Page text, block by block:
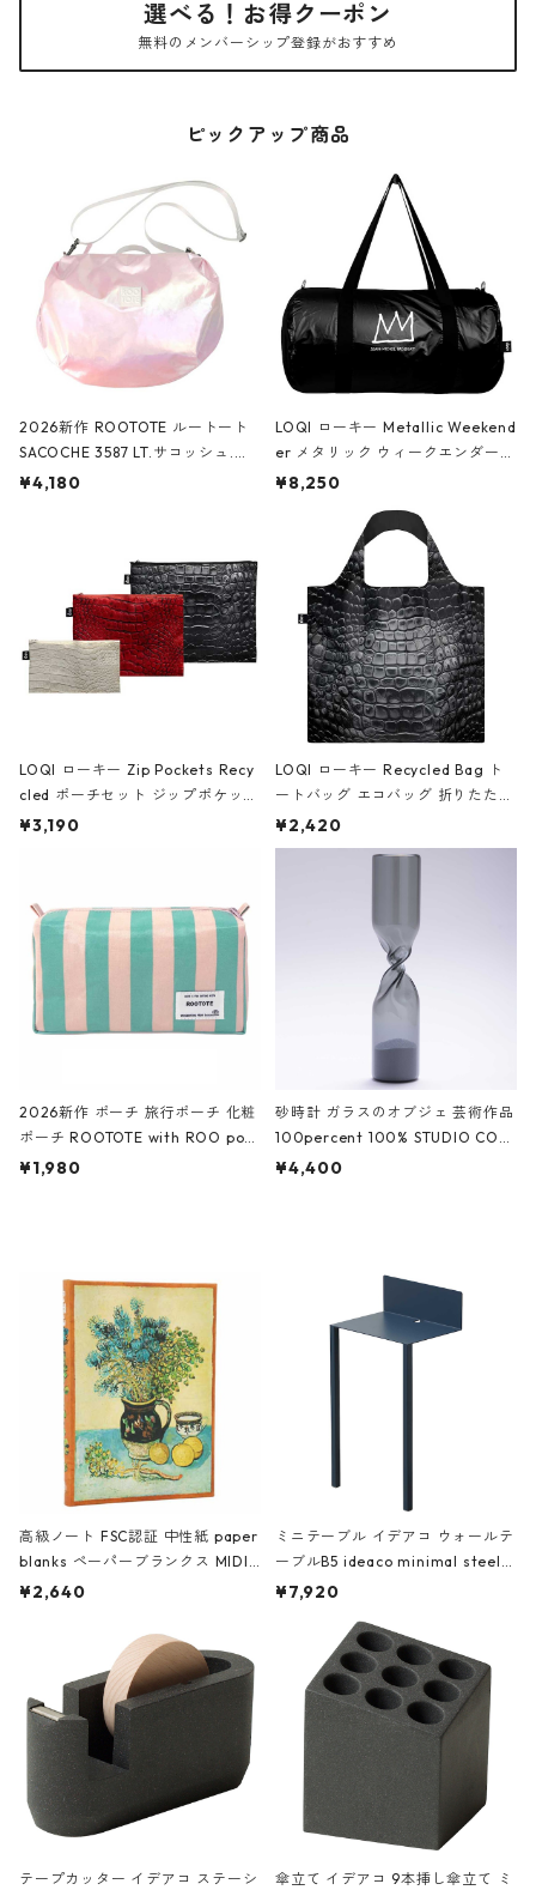
選べる！お得クーポン
無料のメンバーシップ登録がおすすめ
ピックアップ商品
2026新作 ROOTOTE ルートート
SACOCHE 3587 LT.サコッシュ.ル
ミエ-B ショルダーバッグ グロスピ
¥4,180
LOQI ローキー Metallic Weekend
er メタリック ウィークエンダー
ボストンバッグ ショルダーバッグ
Black ジャン=ミッシェル・バスキ
ア/クラウン ブラック
¥8,250
LOQI ローキー Zip Pockets Recy
cled ポーチセット ジップポケット
ファスナーポーチ 撥水加工 トラベ
ーガンディー、オフホワイト
¥3,190
LOQI ローキー Recycled Bag ト
ートバッグ エコバッグ 折りたたみ
大きめ 撥水加工 収納ポーチ CRO
CODILE/Black クロコダイル/ブラ
¥2,420
2026新作 ポーチ 旅行ポーチ 化粧
ポーチ ROOTOTE with ROO pou
ch 3532 ルートート WR.ポーチ.ラ
¥1,980
砂時計 ガラスのオブジェ 芸術作品
100percent 100% STUDIO COH
AKU Timeless 100パーセント ス
¥4,400
高級ノート FSC認証 中性紙 paper
blanks ペーパーブランクス MIDI
ハードカバー 罫線 ヴァン・ゴッホ
¥2,640
ミニテーブル イデアコ ウォールテ
ーブルB5 ideaco minimal steel f
urniture WALL Table B5 ネイビー
¥7,920
テープカッター イデアコ ステーシ
傘立て イデアコ 9本挿し傘立て ミ